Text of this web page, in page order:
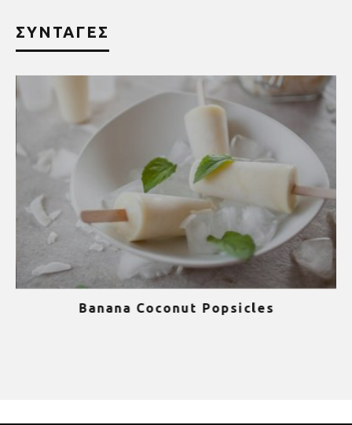
ΣΥΝΤΑΓΕΣ
Banana Coconut Popsicles